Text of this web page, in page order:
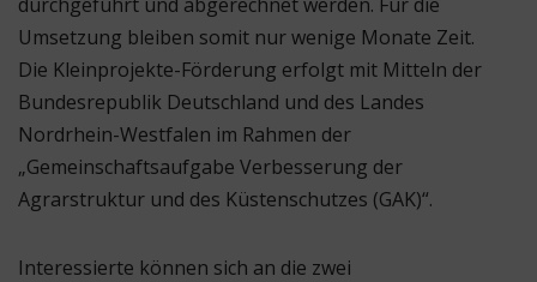
Umsetzung bleiben somit nur wenige Monate Zeit.
Die Kleinprojekte-Förderung erfolgt mit Mitteln der
Bundesrepublik Deutschland und des Landes
Nordrhein-Westfalen im Rahmen der
„Gemeinschaftsaufgabe Verbesserung der
Agrarstruktur und des Küstenschutzes (GAK)“.
Interessierte können sich an die zwei